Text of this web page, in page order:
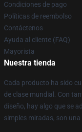
Condiciones de pago
Políticas de reembolso
Contáctenos
Ayuda al cliente (FAQ)
Mayorista
Nuestra tienda
Cada producto ha sido
de clase mundial. Con
diseño, hay algo que se
simples miradas, son